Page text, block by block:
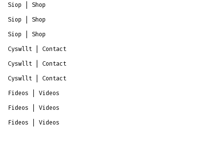
Siop | Shop
Siop | Shop
Siop | Shop
Cyswllt | Contact
Cyswllt | Contact
Cyswllt | Contact
Fideos | Videos
Fideos | Videos
Fideos | Videos